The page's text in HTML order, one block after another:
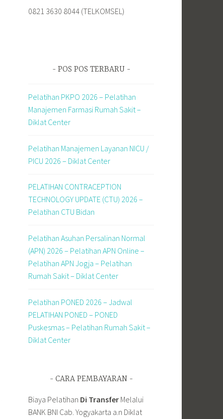
0821 3630 8044 (TELKOMSEL)
POS POS TERBARU
Pelatihan PKPO 2026 – Pelatihan
Manajemen Farmasi Rumah Sakit –
Diklat Center
Pelatihan Manajemen Layanan NICU /
PICU 2026 – Diklat Center
PELATIHAN CONTRACEPTION
TECHNOLOGY UPDATE (CTU) 2026 –
Pelatihan CTU Bidan
Pelatihan Asuhan Persalinan Normal
(APN) 2026 – Pelatihan APN Online –
Pelatihan APN Jogja – Pelatihan
Rumah Sakit – Diklat Center
Pelatihan PONED 2026 – Jadwal
PELATIHAN PONED – PONED
Puskesmas – Pelatihan Rumah Sakit –
Diklat Center
CARA PEMBAYARAN
Biaya Pelatihan Di Transfer Melalui
BANK BNI Cab. Yogyakarta a.n Diklat